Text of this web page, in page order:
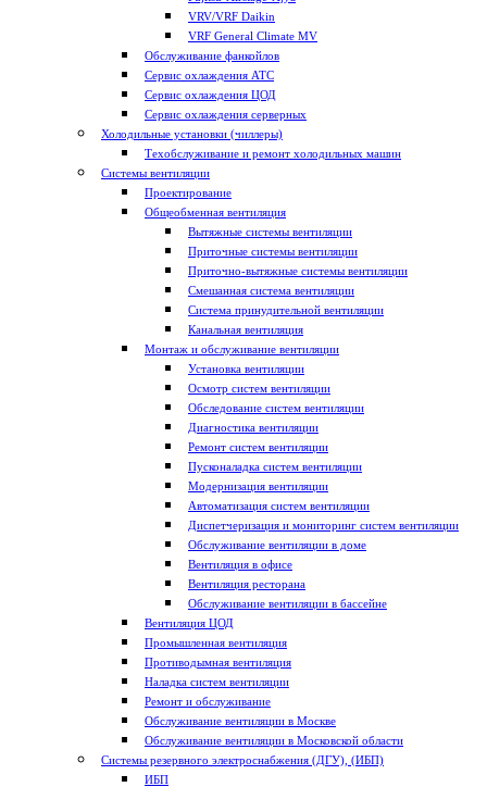
VRV/VRF Daikin
VRF General Climate MV
Обслуживание фанкойлов
Сервис охлаждения АТС
Сервис охлаждения ЦОД
Сервис охлаждения серверных
Холодильные установки (чиллеры)
Техобслуживание и ремонт холодильных машин
Системы вентиляции
Проектирование
Общеобменная вентиляция
Вытяжные системы вентиляции
Приточные системы вентиляции
Приточно-вытяжные системы вентиляции
Смешанная система вентиляции
Система принудительной вентиляции
Канальная вентиляция
Монтаж и обслуживание вентиляции
Установка вентиляции
Осмотр систем вентиляции
Обследование систем вентиляции
Диагностика вентиляции
Ремонт систем вентиляции
Пусконаладка систем вентиляции
Модернизация вентиляции
Автоматизация систем вентиляции
Диспетчеризация и мониторинг систем вентиляции
Обслуживание вентиляции в доме
Вентиляция в офисе
Вентиляция ресторана
Обслуживание вентиляции в бассейне
Вентиляция ЦОД
Промышленная вентиляция
Противодымная вентиляция
Наладка систем вентиляции
Ремонт и обслуживание
Обслуживание вентиляции в Москве
Обслуживание вентиляции в Московской области
Системы резервного электроснабжения (ДГУ), (ИБП)
ИБП